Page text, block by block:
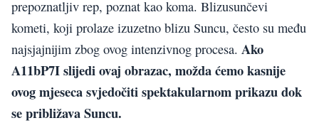
prepoznatljiv rep, poznat kao koma. Blizusunčevi
kometi, koji prolaze izuzetno blizu Suncu, često su među
najsjajnijim zbog ovog intenzivnog procesa. Ako
A11bP7I slijedi ovaj obrazac, možda ćemo kasnije
ovog mjeseca svjedočiti spektakularnom prikazu dok
se približava Suncu.